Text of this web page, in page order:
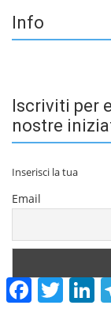
FacebookTwitter
Info
Iscriviti per
nostre
Inserisci la tua
Email